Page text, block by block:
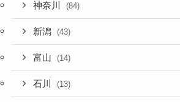
神奈川 (84)
新潟 (43)
富山 (14)
石川 (13)